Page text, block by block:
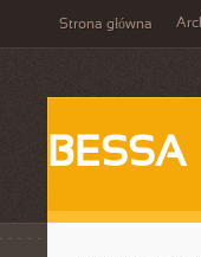
Strona główna
BESSA